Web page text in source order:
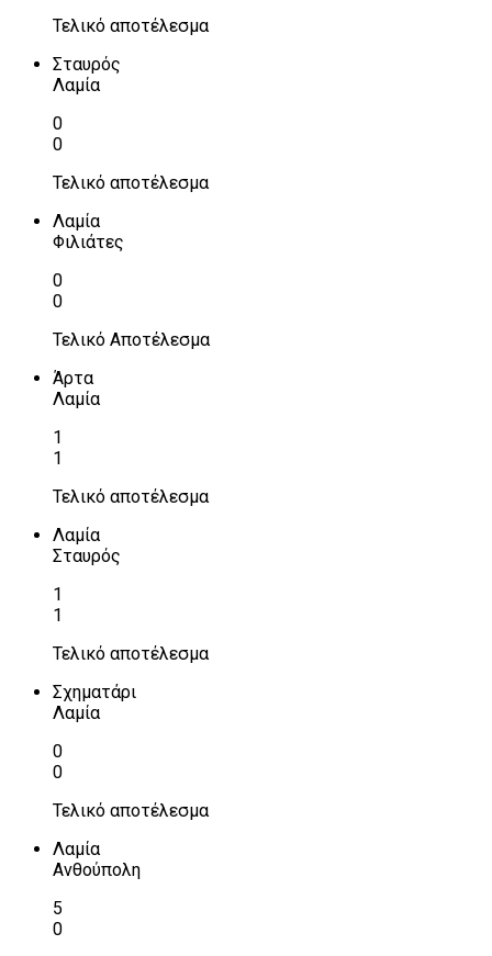
Τελικό αποτέλεσμα
Σταυρός
Λαμία
0
0
Τελικό αποτέλεσμα
Λαμία
Φιλιάτες
0
0
Τελικό Αποτέλεσμα
Άρτα
Λαμία
1
1
Τελικό αποτέλεσμα
Λαμία
Σταυρός
1
1
Τελικό αποτέλεσμα
Σχηματάρι
Λαμία
0
0
Τελικό αποτέλεσμα
Λαμία
Ανθούπολη
5
0